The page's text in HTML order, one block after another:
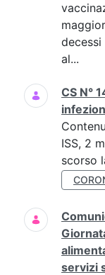
decessi
al...
CS N°
ISS, 2
scorso
servizi